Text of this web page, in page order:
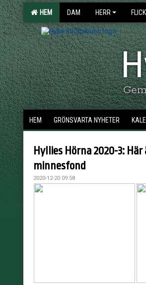
HEM DAM HERR
HEM GRÖNSVARTA NYHETER
Hyllies Hörna 2020-3:
minnesfond
2020-12-20 09:58